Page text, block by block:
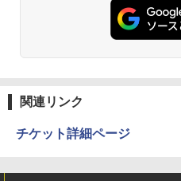
関連リンク
チケット詳細ページ